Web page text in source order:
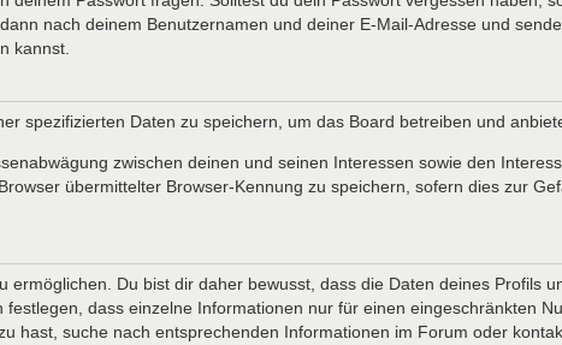
nach deinem Benutzernamen und deiner E-Mail-Adresse und
kannst.
spezifizierten Daten zu speichern, um das Board betreiben und
zwischen deinen und seinen Interessen sowie den
übermittelter Browser-Kennung zu speichern, sofern dies zur
Du bist dir daher bewusst, dass die Daten deines Profils
dass einzelne Informationen nur für einen eingeschränkten
hast, suche nach entsprechenden Informationen im Forum oder